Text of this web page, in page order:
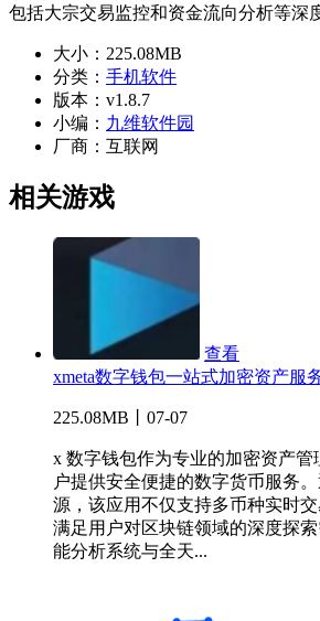
包括大宗交易监控和资金流向分析等深
大小： 225.08MB
分类： 手机软件
版本： v1.8.7
小编： 九维软件园
厂商： 互联网
相关游戏
查看
xmeta数字钱包一站式加密资产服
225.08MB丨07-07
x 数字钱包作为专业的加密资产管
户提供安全便捷的数字货币服务
源，该应用不仅支持多币种实时
满足用户对区块链领域的深度探
能分析系统与全天...